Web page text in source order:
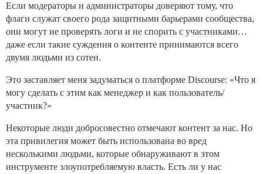
Если модераторы и администраторы доверяют тому, что
флаги служат своего рода защитными барьерами сообщества,
они могут не проверять логи и не спорить с участниками…
даже если такие суждения о контенте принимаются всего
двумя людьми из сотен.
Это заставляет меня задуматься о платформе Discourse: «Что я
могу сделать с этим как менеджер и как пользователь/
участник?»
Некоторые люди добросовестно отмечают контент за нас. Но
эта привилегия может быть использована во вред
несколькими людьми, которые обнаруживают в этом
инструменте злоупотребляемую власть. Есть ли у нас